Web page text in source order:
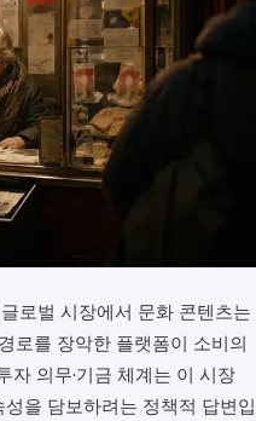
로벌 시장에서 문화 콘텐츠는
로를 장악한 플랫폼이 소비의
자 의무·기금 체계는 이 시장
을 담보하려는 정책적 답변입